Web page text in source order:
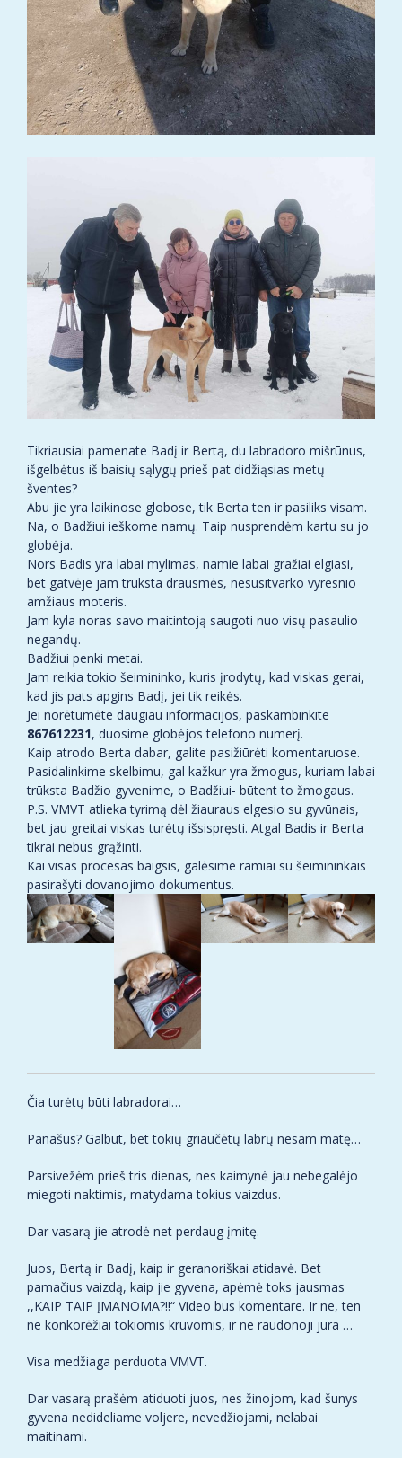
Tikriausiai pamenate Badį ir Bertą, du labradoro mišrūnus,
išgelbėtus iš baisių sąlygų prieš pat didžiąsias metų
šventes?
Abu jie yra laikinose globose, tik Berta ten ir pasiliks visam.
Na, o Badžiui ieškome namų. Taip nusprendėm kartu su jo
globėja.
Nors Badis yra labai mylimas, namie labai gražiai elgiasi,
bet gatvėje jam trūksta drausmės, nesusitvarko vyresnio
amžiaus moteris.
Jam kyla noras savo maitintoją saugoti nuo visų pasaulio
negandų.
Badžiui penki metai.
Jam reikia tokio šeimininko, kuris įrodytų, kad viskas gerai,
kad jis pats apgins Badį, jei tik reikės.
Jei norėtumėte daugiau informacijos, paskambinkite
867612231, duosime globėjos telefono numerį.
Kaip atrodo Berta dabar, galite pasižiūrėti komentaruose.
Pasidalinkime skelbimu, gal kažkur yra žmogus, kuriam labai
trūksta Badžio gyvenime, o Badžiui- būtent to žmogaus.
P.S. VMVT atlieka tyrimą dėl žiauraus elgesio su gyvūnais,
bet jau greitai viskas turėtų išsispręsti. Atgal Badis ir Berta
tikrai nebus grąžinti.
Kai visas procesas baigsis, galėsime ramiai su šeimininkais
pasirašyti dovanojimo dokumentus.
Čia turėtų būti labradorai…
Panašūs? Galbūt, bet tokių griaučėtų labrų nesam matę…
Parsivežėm prieš tris dienas, nes kaimynė jau nebegalėjo
miegoti naktimis, matydama tokius vaizdus.
Dar vasarą jie atrodė net perdaug įmitę.
Juos, Bertą ir Badį, kaip ir geranoriškai atidavė. Bet
pamačius vaizdą, kaip jie gyvena, apėmė toks jausmas
,,KAIP TAIP ĮMANOMA?!!“ Video bus komentare. Ir ne, ten
ne konkorėžiai tokiomis krūvomis, ir ne raudonoji jūra …
Visa medžiaga perduota VMVT.
Dar vasarą prašėm atiduoti juos, nes žinojom, kad šunys
gyvena nedideliame voljere, nevedžiojami, nelabai
maitinami.